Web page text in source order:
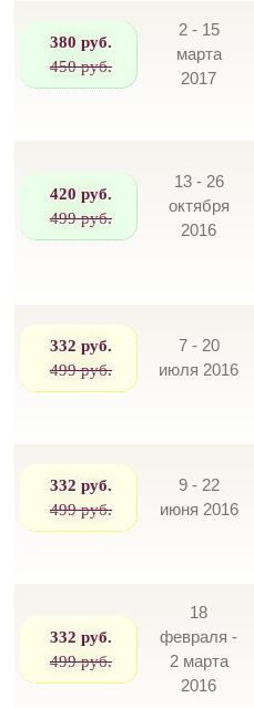
380 руб.
450 руб.
2 - 15
марта
2017
420 руб.
499 руб.
13 - 26
октября
2016
332 руб.
499 руб.
7 - 20
июля 2016
332 руб.
499 руб.
9 - 22
июня 2016
332 руб.
499 руб.
18
февраля -
2 марта
2016